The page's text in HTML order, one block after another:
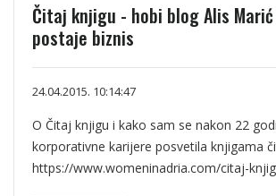
Čitaj knjigu - hobi blog Alis
postaje biznis
24.04.2015. 10:14:47
O Čitaj knjigu i kako sam se nakon 22
korporativne karijere posvetila knjigama
https://www.womeninadria.com/citaj-